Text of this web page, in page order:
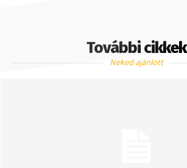
További cikkek
Neked ajánlott